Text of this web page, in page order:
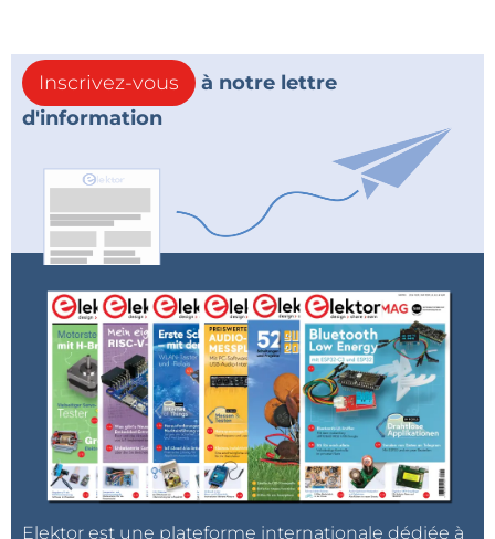
Inscrivez-vous
à notre lettre
d'information
Elektor est une plateforme internationale dédiée à